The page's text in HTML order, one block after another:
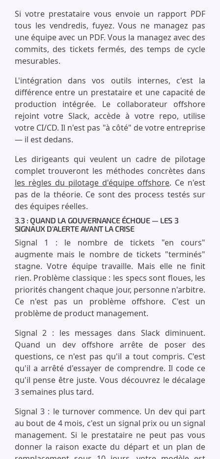
Si votre prestataire vous envoie un rapport PDF
tous les vendredis, fuyez. Vous ne managez pas
une équipe avec un PDF. Vous la managez avec des
commits, des tickets fermés, des temps de cycle
mesurables.
L'intégration dans vos outils internes, c'est la
différence entre un prestataire et une capacité de
production intégrée. Le collaborateur offshore
rejoint votre Slack, accède à votre repo, utilise
votre CI/CD. Il n'est pas "à côté" de votre entreprise
— il est dedans.
Les dirigeants qui veulent un cadre de pilotage
complet trouveront les méthodes concrètes dans
les règles du pilotage d'équipe offshore. Ce n'est
pas de la théorie. Ce sont des process testés sur
des équipes réelles.
3.3 : QUAND LA GOUVERNANCE ÉCHOUE — LES 3
SIGNAUX D'ALERTE AVANT LA CRISE
Signal 1 : le nombre de tickets "en cours"
augmente mais le nombre de tickets "terminés"
stagne. Votre équipe travaille. Mais elle ne finit
rien. Problème classique : les specs sont floues, les
priorités changent chaque jour, personne n'arbitre.
Ce n'est pas un problème offshore. C'est un
problème de product management.
Signal 2 : les messages dans Slack diminuent.
Quand un dev offshore arrête de poser des
questions, ce n'est pas qu'il a tout compris. C'est
qu'il a arrêté d'essayer de comprendre. Il code ce
qu'il pense être juste. Vous découvrez le décalage
3 semaines plus tard.
Signal 3 : le turnover commence. Un dev qui part
au bout de 4 mois, c'est un signal prix ou un signal
management. Si le prestataire ne peut pas vous
donner la raison exacte du départ et un plan de